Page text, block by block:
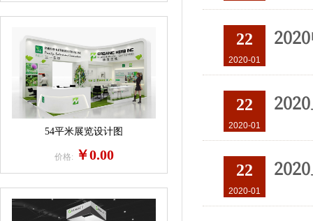
22
2020-01
22
2020-01
22
2020-01
54平米展览设计图
价格: ￥0.00